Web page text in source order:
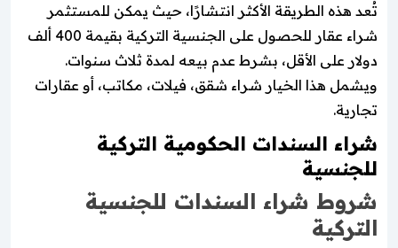
تُعد هذه الطريقة الأكثر انتشارًا، حيث يمكن للمستثمر
شراء عقار للحصول على الجنسية التركية بقيمة 400 ألف
دولار على الأقل، بشرط عدم بيعه لمدة ثلاث سنوات.
ويشمل هذا الخيار شراء شقق، فيلات، مكاتب، أو عقارات
تجارية.
شراء السندات الحكومية التركية
للجنسية
شروط شراء السندات للجنسية
التركية